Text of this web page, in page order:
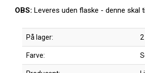
OBS: Leveres uden flaske - denne skal
På lager:
Farve: